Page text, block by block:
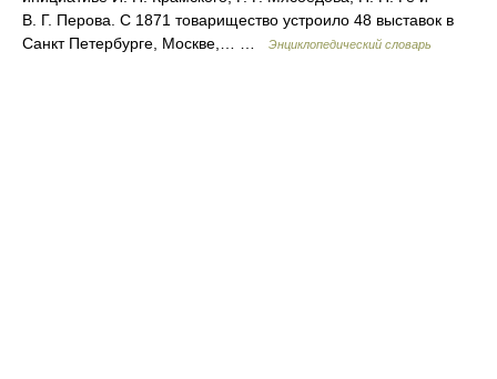
В. Г. Перова. С 1871 товарищество устроило 48 выставок в
Санкт Петербурге, Москве,… …
Энциклопедический словарь